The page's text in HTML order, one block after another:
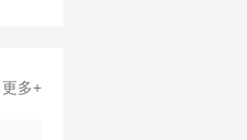
更多+